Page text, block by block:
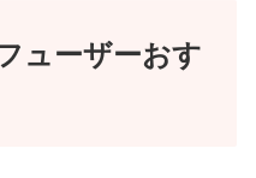
ロマを楽しみたい！と
せんね(^^)
ューザーおす